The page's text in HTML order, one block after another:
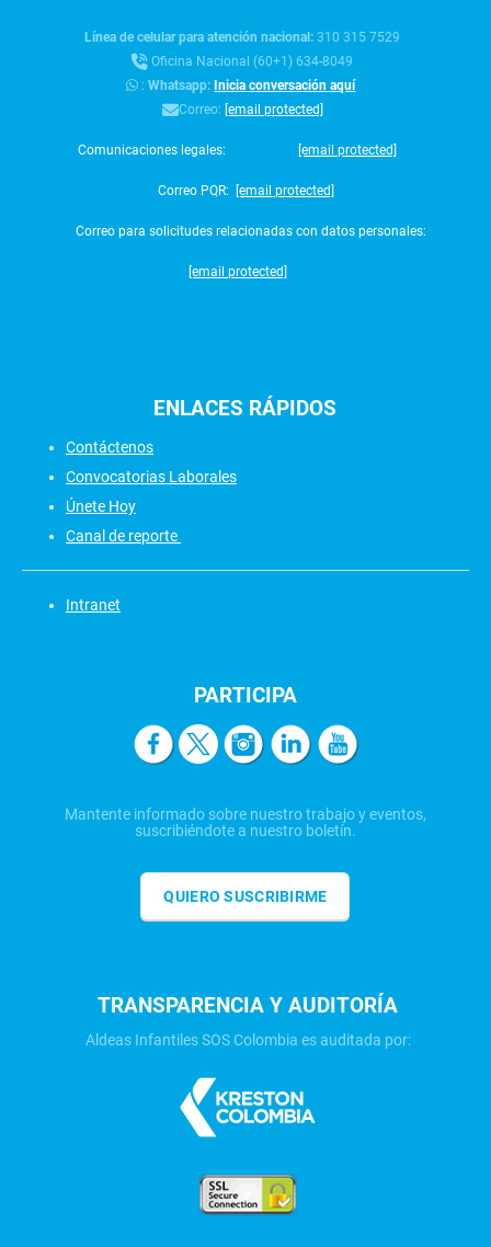
Línea de celular para atención nacional:310 315 7529
Oficina Nacional (60+1) 634-8049
:Whatsapp: Inicia conversación aquí
Correo: [email protected]
Comunicaciones legales: [email protected]
Correo PQR: [email protected]
Correo para solicitudes relacionadas con datos personales:
[email protected]
ENLACES RÁPIDOS
Contáctenos
Convocatorias Laborales
Únete Hoy
Canal de reporte
Intranet
PARTICIPA
Mantente informado sobre nuestro trabajo y eventos,
suscribiéndote a nuestro boletín.
QUIERO SUSCRIBIRME
TRANSPARENCIA Y AUDITORÍA
Aldeas Infantiles SOS Colombia es auditada por: